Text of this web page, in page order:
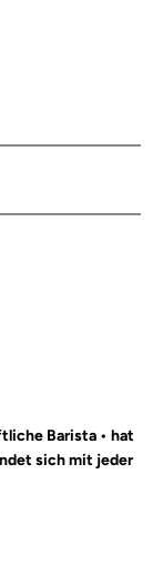
Barista • hat
sich mit jeder